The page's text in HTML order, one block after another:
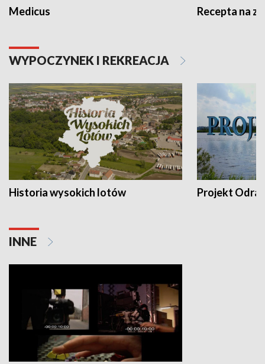
Medicus Recepta na
WYPOCZYNEK I REKREACJA
Historia wysokich lotów Projekt Odra
INNE